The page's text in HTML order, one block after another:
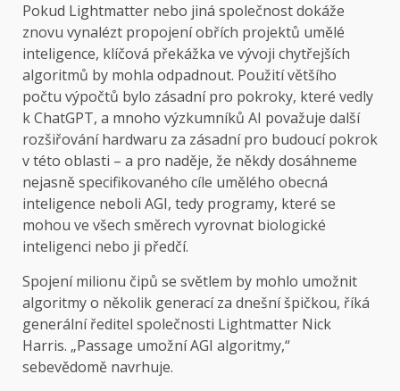
Pokud Lightmatter nebo jiná společnost dokáže
znovu vynalézt propojení obřích projektů umělé
inteligence, klíčová překážka ve vývoji chytřejších
algoritmů by mohla odpadnout. Použití většího
počtu výpočtů bylo zásadní pro pokroky, které vedly
k ChatGPT, a mnoho výzkumníků AI považuje další
rozšiřování hardwaru za zásadní pro budoucí pokrok
v této oblasti – a pro naděje, že někdy dosáhneme
nejasně specifikovaného cíle umělého obecná
inteligence neboli AGI, tedy programy, které se
mohou ve všech směrech vyrovnat biologické
inteligenci nebo ji předčí.
Spojení milionu čipů se světlem by mohlo umožnit
algoritmy o několik generací za dnešní špičkou, říká
generální ředitel společnosti Lightmatter Nick
Harris. „Passage umožní AGI algoritmy,“
sebevědomě navrhuje.